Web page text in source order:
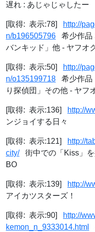
遅れ : あじゃじゃしたー
[取得: 表示:78]
http://
n/b196505796 希少作品
バンキッド」他 - ヤフオ
[取得: 表示:50]
http://
n/o135199718 希少作
り探偵団」その他 - ヤフ
[取得: 表示:136] http://
ンジョイする日々
[取得: 表示:121]
http://
city/街中での「Kiss」を
BO
[取得: 表示:139]
http://
アイカツスターズ！
[取得: 表示:90]
http://
kemon_n_9333014.html